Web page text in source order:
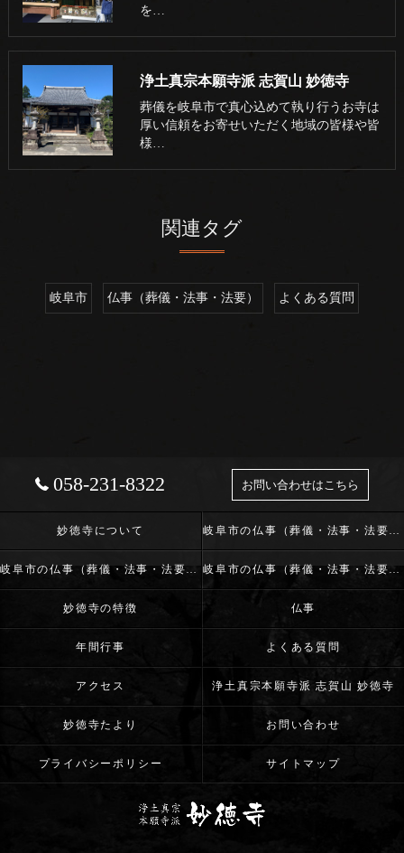
を…
浄土真宗本願寺派 志賀山 妙徳寺
葬儀を岐阜市で真心込めて執り行うお寺は
厚い信頼をお寄せいただく地域の皆様や皆
様…
関連タグ
岐阜市 仏事（葬儀・法事・法要） よくある質問
058-231-8322 お問い合わせはこちら
妙徳寺について 岐阜市の仏事（葬儀・法事・法要）･浄土真宗本願寺派 志賀山 妙徳寺の口コミ情報
岐阜市の仏事（葬儀・法事・法要）･浄土真宗本願寺派 志賀山 妙徳寺の評判 岐阜市の仏事（葬儀・法事・法要）･浄土真宗本願寺派 志賀山 妙徳寺のお客様の声
妙徳寺の特徴 仏事
年間行事 よくある質問
アクセス 浄土真宗本願寺派 志賀山 妙徳寺
妙徳寺たより お問い合わせ
プライバシーポリシー サイトマップ